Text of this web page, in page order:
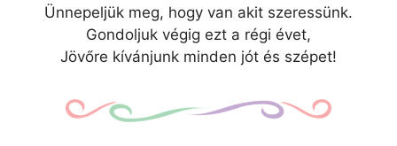
Ünnepeljük meg, hogy van akit szeressünk.
Gondoljuk végig ezt a régi évet,
Jövőre kívánjunk minden jót és szépet!